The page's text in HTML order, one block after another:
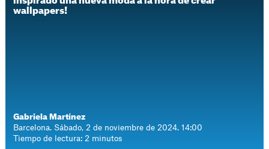
wallpapers!
Gabriela Martínez
Barcelona. Sábado, 2 de noviembre de 2024. 14:00
Tiempo de lectura: 2 minutos